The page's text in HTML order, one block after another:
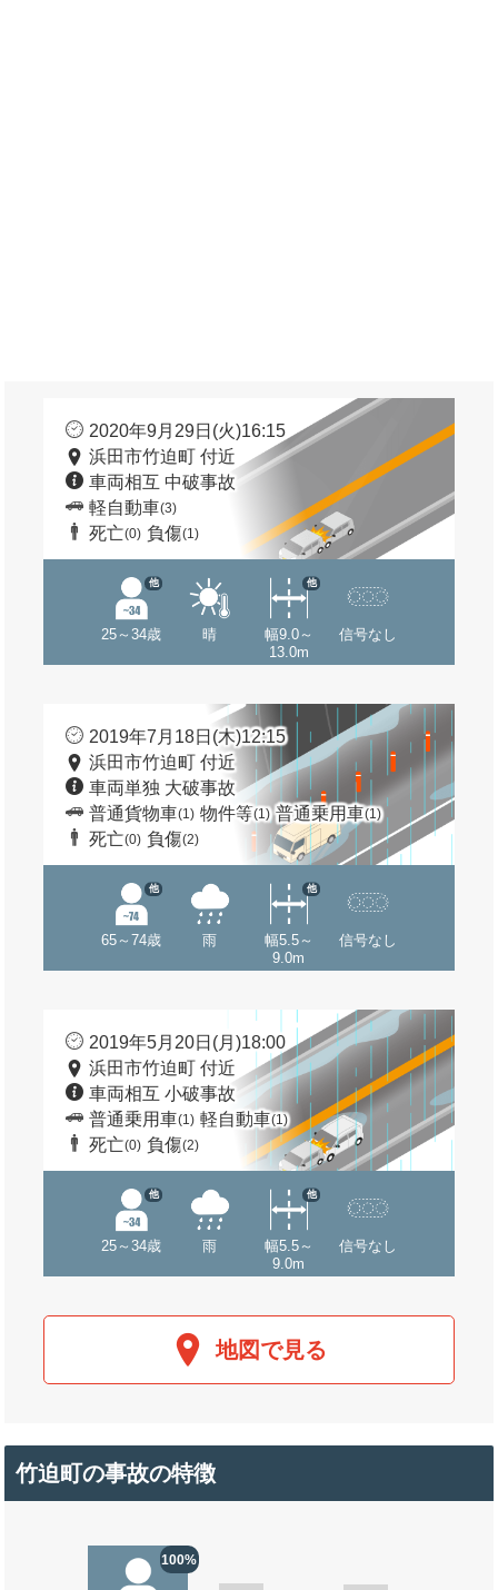
2020年9月29日(火)16:15
浜田市竹迫町 付近
車両相互 中破事故
軽自動車(3)
死亡(0) 負傷(1)
25～34歳
他
晴
幅9.0～
13.0m
他
信号なし
2019年7月18日(木)12:15
浜田市竹迫町 付近
車両単独 大破事故
普通貨物車(1) 物件等(1) 普通乗用車(1)
死亡(0) 負傷(2)
65～74歳
他
雨
幅5.5～
9.0m
他
信号なし
2019年5月20日(月)18:00
浜田市竹迫町 付近
車両相互 小破事故
普通乗用車(1) 軽自動車(1)
死亡(0) 負傷(2)
25～34歳
他
雨
幅5.5～
9.0m
他
信号なし
地図で見る
竹迫町の事故の特徴
100%